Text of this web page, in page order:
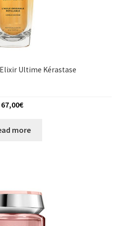
Ultime Kérastase
67,00€
more